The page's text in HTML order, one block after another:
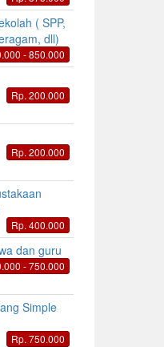
( SPP,
dll)
- 850.000
Rp. 200.000
Rp. 200.000
Rp. 400.000
dan guru
- 750.000
Simple
Rp. 750.000